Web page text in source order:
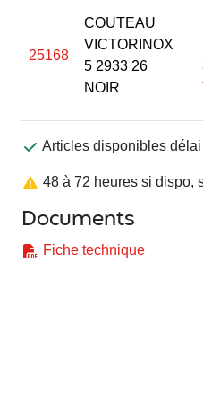
25168
COUTEAU
VICTORINOX
5 2933 26
NOIR
Articles disponibles
48 à 72 heures si dispo,
Documents
Fiche technique